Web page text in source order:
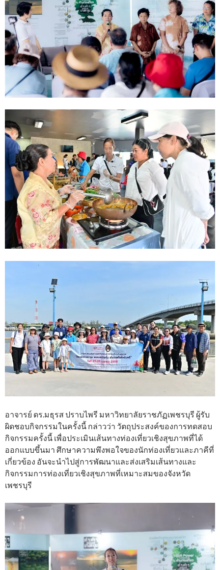
อาจารย์ ดร.มธุรส ปราบไพรี มหาวิทยาลัยราชภัฏเพชรบุรี ผู้รับ
ผิดชอบกิจกรรมในครั้งนี้ กล่าวว่า วัตถุประสงค์ของการทดสอบ
กิจกรรมครั้งนี้ เพื่อประเมินเส้นทางท่องเที่ยวเชิงสุขภาพที่ได้
ออกแบบขึ้นมา ศึกษาความพึงพอใจของนักท่องเที่ยวและภาคีที่
เกี่ยวข้อง อันจะนำไปสู่การพัฒนาและส่งเสริมเส้นทางและ
กิจกรรมการท่องเที่ยวเชิงสุขภาพที่เหมาะสมของจังหวัด
เพชรบุรี